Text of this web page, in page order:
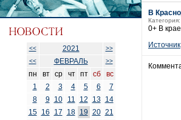
<< 2021
>>
<<
ФЕВРАЛЬ >>
пн вт ср чт пт сб
вс
1
2 3 4 5 6
7
8
9 10 11 12 13
14
15
16 17 18 19 20 21
В
Категория:
0+ В
Источник